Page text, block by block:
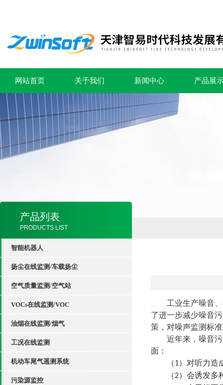
网站首页 关于我们 新闻中心 产品展
产品列表
PRODUCTS LIST
智能机器人
扬尘在线监测/车载扬尘
空气质量监测/空气站
VOCs在线监测/VOC
油烟在线监测/烟气
工况在线监测
机动车尾气遥测系统
污染源监控
工业生产噪音
了进一步减少噪音
策，对噪声监测标
近年来，噪音
面：
（1）对听力造
（2）会诱发多